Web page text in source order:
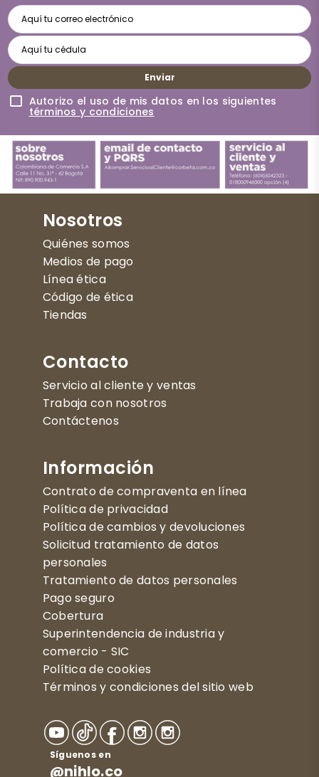
Enviar
Autorizo el uso de mis datos en los siguientes
términos y condiciones
Nosotros
Quiénes somos
Medios de pago
Línea ética
Código de ética
Tiendas
Contacto
Servicio al cliente y ventas
Trabaja con nosotros
Contáctenos
Información
Contrato de compraventa en línea
Política de privacidad
Política de cambios y devoluciones
Solicitud tratamiento de datos
personales
Tratamiento de datos personales
Pago seguro
Cobertura
Superintendencia de industria y
comercio - SIC
Política de cookies
Términos y condiciones del sitio web
Síguenos en
@nihlo.co